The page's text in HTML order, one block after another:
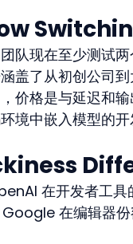
队现在至少测试
盖了从初创公司到
价格是与延迟和
境中嵌入模型的
在开发者工具
在编辑器份